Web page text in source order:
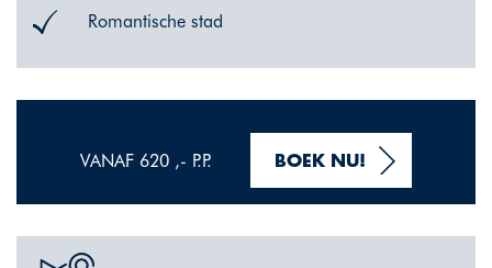
Romantische stad
VANAF 620 ,- P.P. BOEK NU!